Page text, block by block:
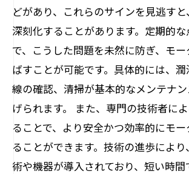
どがあり、これらのサインを見逃す
深刻化することがあります。定期的
で、こうした問題を未然に防ぎ、モ
ばすことが可能です。具体的には、
線の確認、清掃が基本的なメンテナ
げられます。 また、専門の技術者に
ることで、より安全かつ効率的にモ
ることができます。技術の進歩によ
術や機器が導入されており、短い時